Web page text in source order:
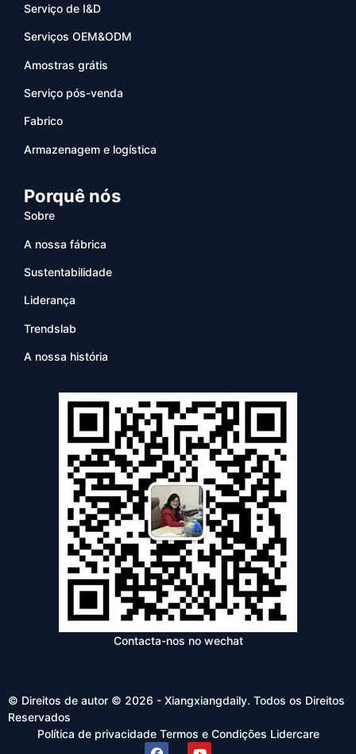
Serviço de I&D
Serviços OEM&ODM
Amostras grátis
Serviço pós-venda
Fabrico
Armazenagem e logística
Porquê nós
Sobre
A nossa fábrica
Sustentabilidade
Liderança
Trendslab
A nossa história
Contacta-nos no wechat
© Direitos de autor © 2026 - Xiangxiangdaily. Todos os Direitos
Reservados
Política de privacidade Termos e Condições Lidercare